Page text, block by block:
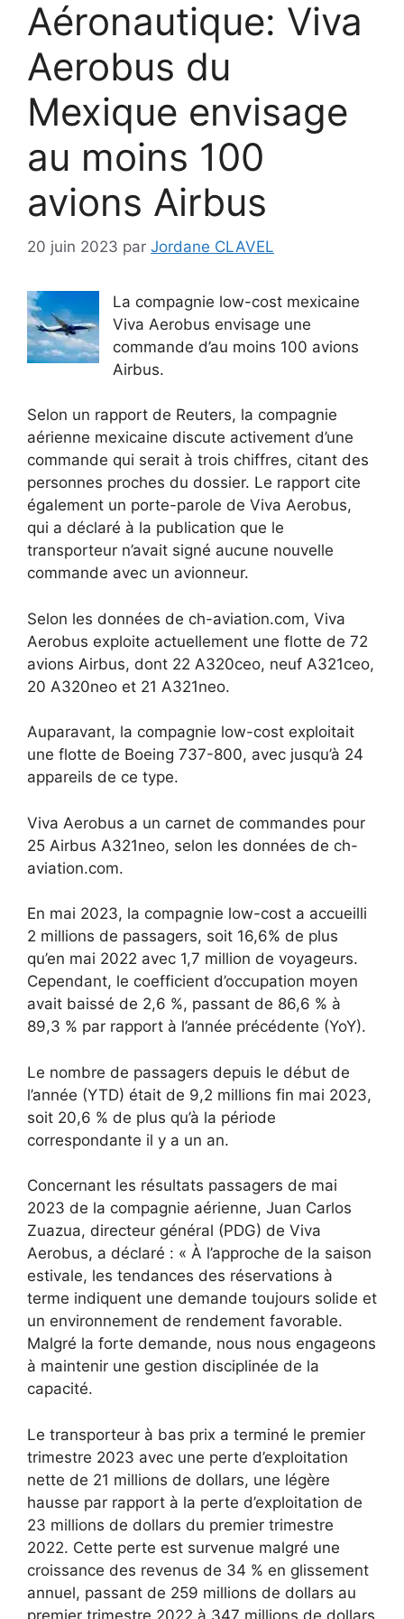
Aéronautique: Viva
Aerobus du
Mexique envisage
au moins 100
avions Airbus
20 juin 2023 par Jordane CLAVEL
La compagnie low-cost mexicaine
Viva Aerobus envisage une
commande d’au moins 100 avions
Airbus.
Selon un rapport de Reuters, la compagnie
aérienne mexicaine discute activement d’une
commande qui serait à trois chiffres, citant des
personnes proches du dossier. Le rapport cite
également un porte-parole de Viva Aerobus,
qui a déclaré à la publication que le
transporteur n’avait signé aucune nouvelle
commande avec un avionneur.
Selon les données de ch-aviation.com, Viva
Aerobus exploite actuellement une flotte de 72
avions Airbus, dont 22 A320ceo, neuf A321ceo,
20 A320neo et 21 A321neo.
Auparavant, la compagnie low-cost exploitait
une flotte de Boeing 737-800, avec jusqu’à 24
appareils de ce type.
Viva Aerobus a un carnet de commandes pour
25 Airbus A321neo, selon les données de ch-
aviation.com.
En mai 2023, la compagnie low-cost a accueilli
2 millions de passagers, soit 16,6% de plus
qu’en mai 2022 avec 1,7 million de voyageurs.
Cependant, le coefficient d’occupation moyen
avait baissé de 2,6 %, passant de 86,6 % à
89,3 % par rapport à l’année précédente (YoY).
Le nombre de passagers depuis le début de
l’année (YTD) était de 9,2 millions fin mai 2023,
soit 20,6 % de plus qu’à la période
correspondante il y a un an.
Concernant les résultats passagers de mai
2023 de la compagnie aérienne, Juan Carlos
Zuazua, directeur général (PDG) de Viva
Aerobus, a déclaré : « À l’approche de la saison
estivale, les tendances des réservations à
terme indiquent une demande toujours solide et
un environnement de rendement favorable.
Malgré la forte demande, nous nous engageons
à maintenir une gestion disciplinée de la
capacité.
Le transporteur à bas prix a terminé le premier
trimestre 2023 avec une perte d’exploitation
nette de 21 millions de dollars, une légère
hausse par rapport à la perte d’exploitation de
23 millions de dollars du premier trimestre
2022. Cette perte est survenue malgré une
croissance des revenus de 34 % en glissement
annuel, passant de 259 millions de dollars au
premier trimestre 2022 à 347 millions de dollars